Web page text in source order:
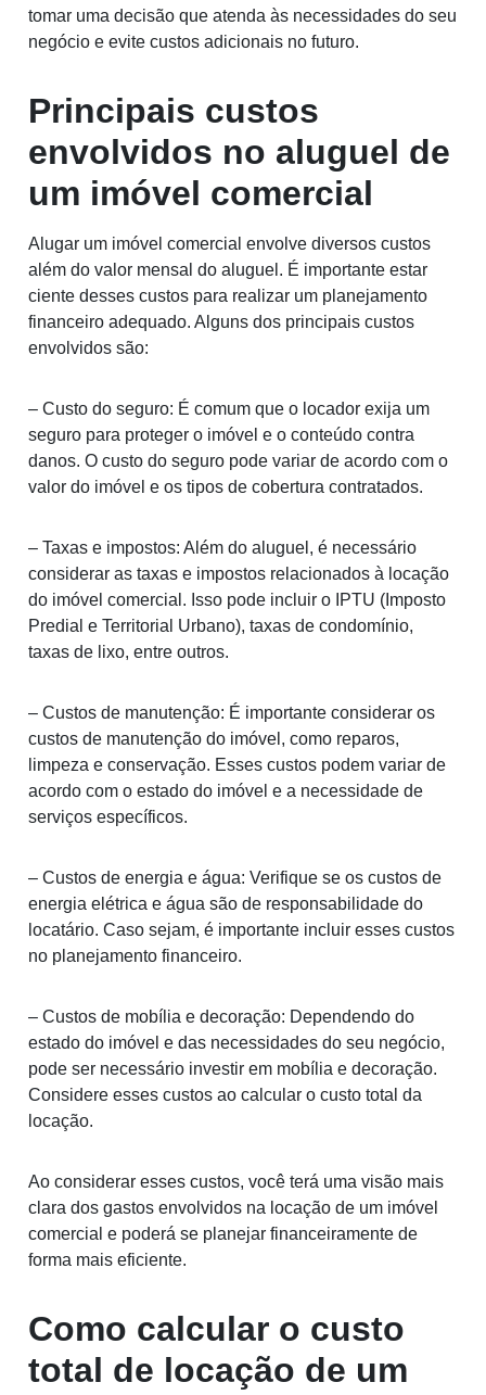
tomar uma decisão que atenda às necessidades do seu
negócio e evite custos adicionais no futuro.
Principais custos
envolvidos no aluguel de
um imóvel comercial
Alugar um imóvel comercial envolve diversos custos
além do valor mensal do aluguel. É importante estar
ciente desses custos para realizar um planejamento
financeiro adequado. Alguns dos principais custos
envolvidos são:
– Custo do seguro: É comum que o locador exija um
seguro para proteger o imóvel e o conteúdo contra
danos. O custo do seguro pode variar de acordo com o
valor do imóvel e os tipos de cobertura contratados.
– Taxas e impostos: Além do aluguel, é necessário
considerar as taxas e impostos relacionados à locação
do imóvel comercial. Isso pode incluir o IPTU (Imposto
Predial e Territorial Urbano), taxas de condomínio,
taxas de lixo, entre outros.
– Custos de manutenção: É importante considerar os
custos de manutenção do imóvel, como reparos,
limpeza e conservação. Esses custos podem variar de
acordo com o estado do imóvel e a necessidade de
serviços específicos.
– Custos de energia e água: Verifique se os custos de
energia elétrica e água são de responsabilidade do
locatário. Caso sejam, é importante incluir esses custos
no planejamento financeiro.
– Custos de mobília e decoração: Dependendo do
estado do imóvel e das necessidades do seu negócio,
pode ser necessário investir em mobília e decoração.
Considere esses custos ao calcular o custo total da
locação.
Ao considerar esses custos, você terá uma visão mais
clara dos gastos envolvidos na locação de um imóvel
comercial e poderá se planejar financeiramente de
forma mais eficiente.
Como calcular o custo
total de locação de um